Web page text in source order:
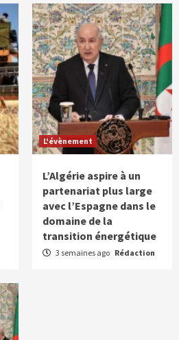
L'évènement
L’Algérie aspire à un
partenariat plus large
avec l’Espagne dans le
domaine de la
transition énergétique
3 semaines ago Rédaction